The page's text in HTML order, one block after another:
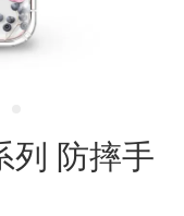
列 防摔手